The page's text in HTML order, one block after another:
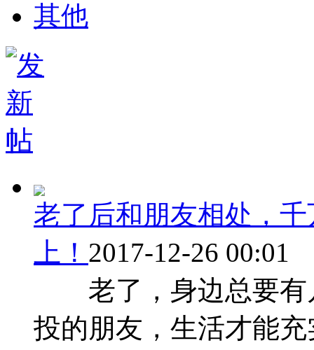
其他
老了后和朋友相处，
上！ 2017-12-26 00:01
老了，身边总要有
投的朋友，生活才能